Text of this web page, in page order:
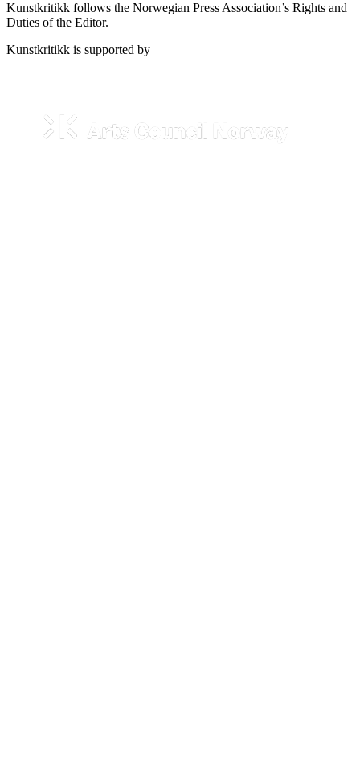
Kunstkritikk follows the Norwegian Press Association’s Rights and
Duties of the Editor.
Kunstkritikk is supported by